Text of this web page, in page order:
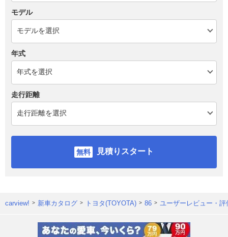
モデル
年式
走行距離
見積りスタート
carview! 新車カタログ トヨタ(TOYOTA) 86 ユーザーレビュー・評